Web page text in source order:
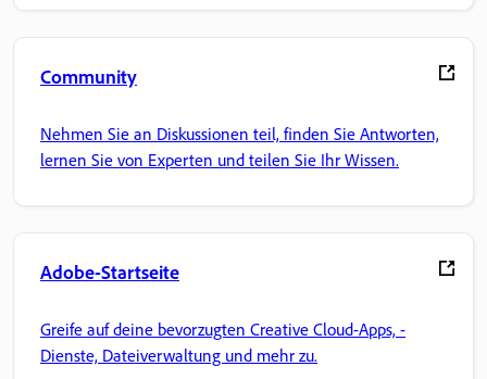
Community
Nehmen Sie an Diskussionen teil, finden Sie Antworten,
lernen Sie von Experten und teilen Sie Ihr Wissen.
Adobe-Startseite
Greife auf deine bevorzugten Creative Cloud-Apps, -
Dienste, Dateiverwaltung und mehr zu.